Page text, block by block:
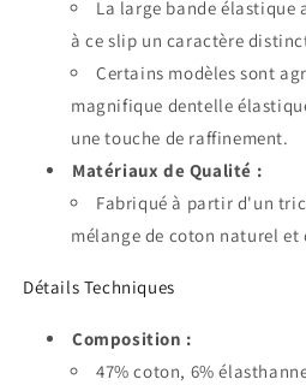
La large bande élastique
à ce slip un caractère
Certains modèles sont
magnifique dentelle
une touche de raffinement.
Matériaux de Qualité :
Fabriqué à partir d'un
mélange de coton naturel et
Détails Techniques
Composition :
47% coton, 6%